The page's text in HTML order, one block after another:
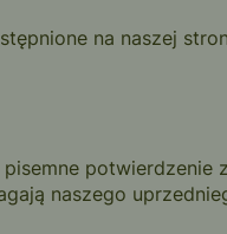
na naszej
potwierdzenie
naszego